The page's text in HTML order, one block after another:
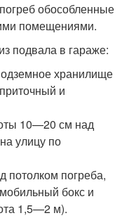
обособленные
помещениями.
подвала в гараже:
хранилище
и
10—20 см над
улицу по
потолком погреба,
бокс и
1,5—2 м).